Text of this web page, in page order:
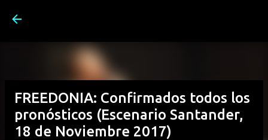
FREEDONIA: Confirmados todos los
pronósticos (Escenario Santander,
18 de Noviembre 2017)